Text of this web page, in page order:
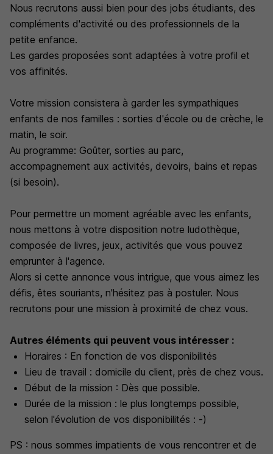
Nous recrutons aussi bien pour des jobs étudiants, des
compléments d'activité ou des professionnels de la
petite enfance.
Les gardes proposées sont adaptées à votre profil et
vos affinités.
Votre mission consistera à garder les sympathiques
enfants de nos familles : sorties d'école ou de crèche, le
matin, le soir.
Au programme: Goûter, sorties au parc,
accompagnement aux activités, devoirs, bains et repas
(si besoin).
Pour permettre un moment agréable avec les enfants,
nous mettons à votre disposition notre ludothèque,
composée de livres, jeux, activités que vous pouvez
emprunter à l'agence.
Alors si cette annonce vous intrigue, que vous aimez les
défis, êtes souriants, n'hésitez pas à postuler. Nous
recrutons pour une mission à proximité de chez vous.
Autres éléments qui peuvent vous intéresser :
Horaires : En fonction de vos disponibilités
Lieu de travail : domicile du client, près de chez vous.
Début de la mission : Dès que possible.
Durée de la mission : le plus longtemps possible,
selon l'évolution de vos disponibilités : -)
PS : nous sommes impatients de vous rencontrer et de